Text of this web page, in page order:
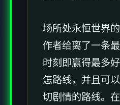
场所处永恒世界的
作者给离了一条
时刻即赢得最多
怎路线，并且可
切剧情的路线。